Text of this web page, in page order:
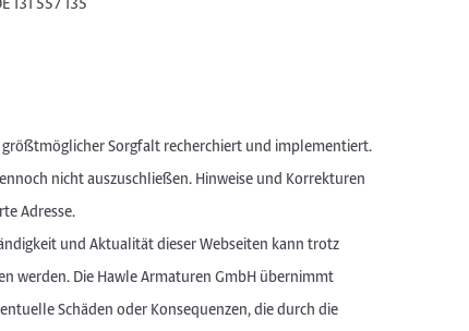
Sorgfalt recherchiert und implementiert.
nicht auszuschließen. Hinweise und Korrekturen
Adresse.
und Aktualität dieser Webseiten kann trotz
werden. Die Hawle Armaturen GmbH übernimmt
Schäden oder Konsequenzen, die durch die